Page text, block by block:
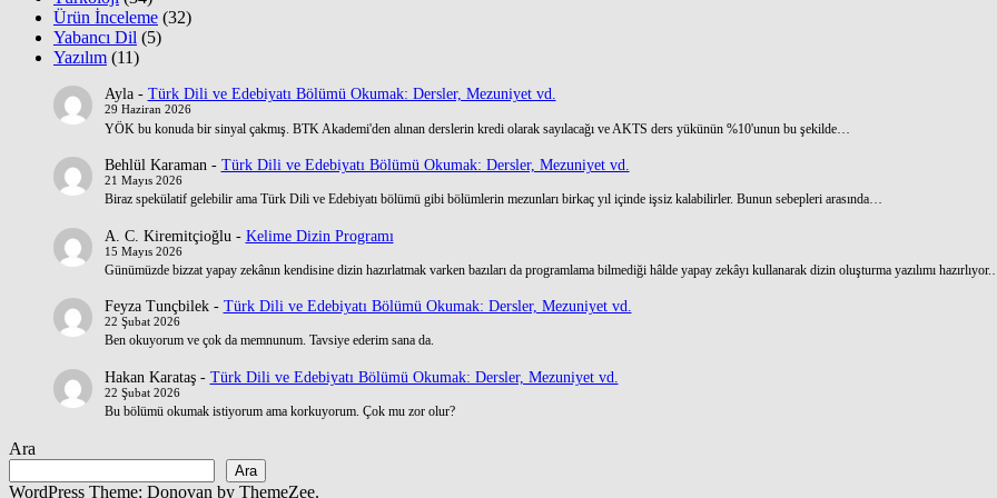
Ürün İnceleme (32)
Yabancı Dil (5)
Yazılım (11)
Ayla- Türk Dili ve Edebiyatı Bölümü Okumak: Dersler, Mezuniyet vd.
29 Haziran 2026
YÖK bu konuda bir sinyal çakmış. BTK Akademi'den alınan derslerin kredi olarak sayılacağı ve AKTS ders yükünün %10'unun bu şekilde…
Behlül Karaman - Türk Dili ve Edebiyatı Bölümü Okumak: Dersler, Mezuniyet vd.
21 Mayıs 2026
Biraz spekülatif gelebilir ama Türk Dili ve Edebiyatı bölümü gibi bölümlerin mezunları birkaç yıl içinde işsiz kalabilirler. Bunun sebepleri arasında…
A. C. Kiremitçioğlu - Kelime Dizin Programı
15 Mayıs 2026
Günümüzde bizzat yapay zekânın kendisine dizin hazırlatmak varken bazıları da programlama bilmediği hâlde yapay zekâyı kullanarak dizin oluşturma yazılımı
Feyza Tunçbilek- Türk Dili ve Edebiyatı Bölümü Okumak: Dersler, Mezuniyet vd.
22 Şubat 2026
Ben okuyorum ve çok da memnunum. Tavsiye ederim sana da.
Hakan Karataş- Türk Dili ve Edebiyatı Bölümü Okumak: Dersler, Mezuniyet vd.
22 Şubat 2026
Bu bölümü okumak istiyorum ama korkuyorum. Çok mu zor olur?
Ara
Ara
WordPress Theme: Donovan by ThemeZee.